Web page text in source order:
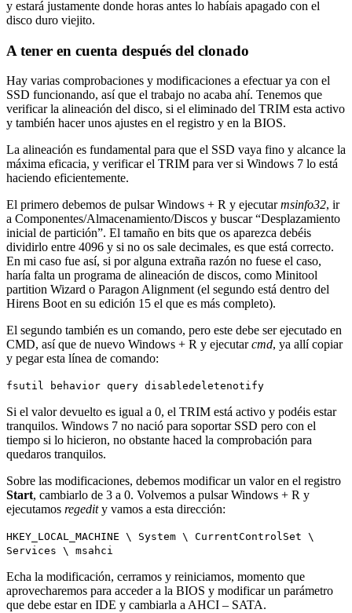
y estará justamente donde horas antes lo habíais apagado con el
disco duro viejito.
A tener en cuenta después del clonado
Hay varias comprobaciones y modificaciones a efectuar ya con el
SSD funcionando, así que el trabajo no acaba ahí. Tenemos que
verificar la alineación del disco, si el eliminado del TRIM esta activo
y también hacer unos ajustes en el registro y en la BIOS.
La alineación es fundamental para que el SSD vaya fino y alcance la
máxima eficacia, y verificar el TRIM para ver si Windows 7 lo está
haciendo eficientemente.
El primero debemos de pulsar Windows + R y ejecutarmsinfo32, ir
a Componentes/Almacenamiento/Discos y buscar “Desplazamiento
inicial de partición”. El tamaño en bits que os aparezca debéis
dividirlo entre 4096 y si no os sale decimales, es que está correcto.
En mi caso fue así, si por alguna extraña razón no fuese el caso,
haría falta un programa de alineación de discos, como Minitool
partition Wizard o Paragon Alignment (el segundo está dentro del
Hirens Boot en su edición 15 el que es más completo).
El segundo también es un comando, pero este debe ser ejecutado en
CMD, así que de nuevo Windows + R y ejecutarcmd, ya allí copiar
y pegar esta línea de comando:
fsutil behavior query disabledeletenotify
Si el valor devuelto es igual a 0, el TRIM está activo y podéis estar
tranquilos. Windows 7 no nació para soportar SSD pero con el
tiempo si lo hicieron, no obstante haced la comprobación para
quedaros tranquilos.
Sobre las modificaciones, debemos modificar un valor en el registro
Start, cambiarlo de 3 a 0. Volvemos a pulsar Windows + R y
ejecutamos regedity vamos a esta dirección:
HKEY_LOCAL_MACHINE \ System \ CurrentControlSet \
Services \ msahci
Echa la modificación, cerramos y reiniciamos, momento que
aprovecharemos para acceder a la BIOS y modificar un parámetro
que debe estar en IDE y cambiarla a AHCI – SATA.